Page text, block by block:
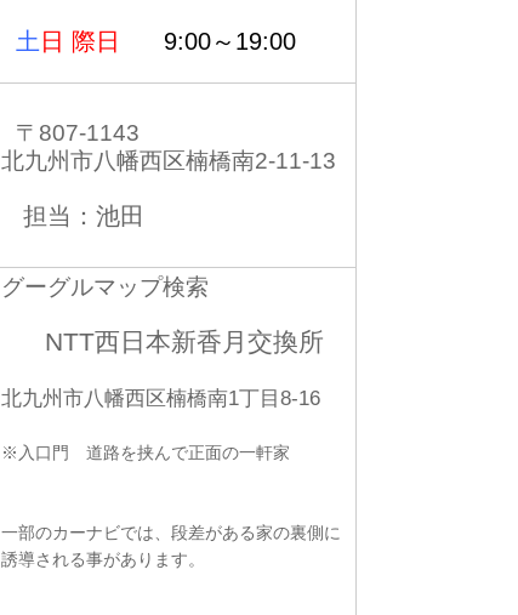
土 日 際日 9:00～19:00
〒807-1143
北九州市八幡西区楠橋南2-11-13
担当：池田
グーグルマップ検索
NTT西日本新香月交換所
北九州市八幡西区楠橋南1丁目8-16
※入口門 道路を挟んで正面の一軒家
一部のカーナビでは、段差がある家の裏側に
誘導される事があります。